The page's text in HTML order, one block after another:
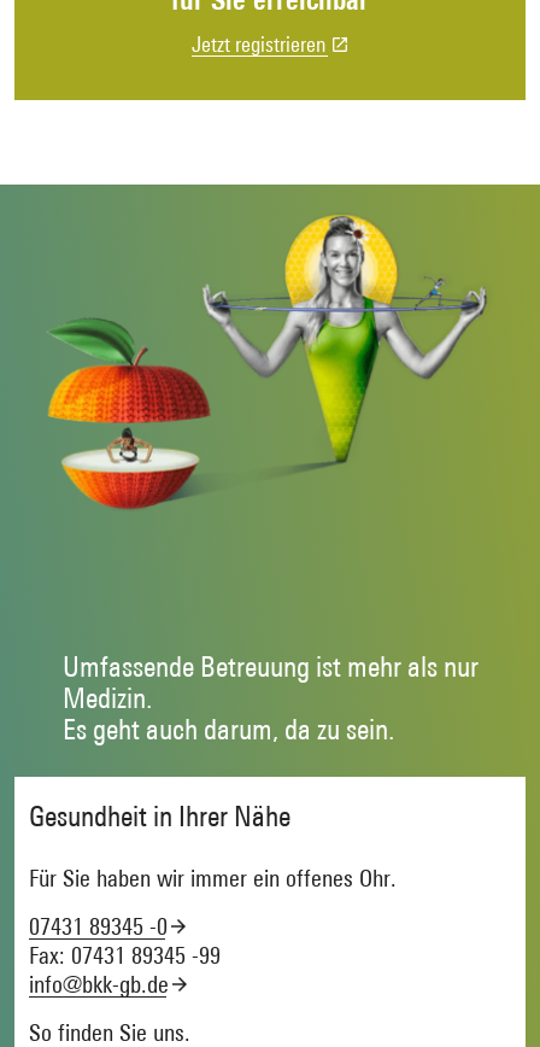
Jetzt registrieren
Umfassende Betreuung ist mehr als nur
Medizin.
Es geht auch darum, da zu sein.
Gesundheit in Ihrer Nähe
Für Sie haben wir immer ein offenes Ohr.
07431 89345 -0
Fax: 07431 89345 -99
info@bkk-gb.de
So finden Sie uns.